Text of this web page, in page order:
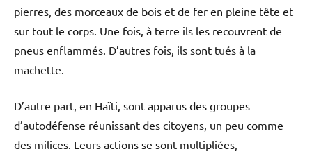
pierres, des morceaux de bois et de fer en pleine tête et
sur tout le corps. Une fois, à terre ils les recouvrent de
pneus enflammés. D’autres fois, ils sont tués à la
machette.
D’autre part, en Haïti, sont apparus des groupes
d’autodéfense réunissant des citoyens, un peu comme
des milices. Leurs actions se sont multipliées,